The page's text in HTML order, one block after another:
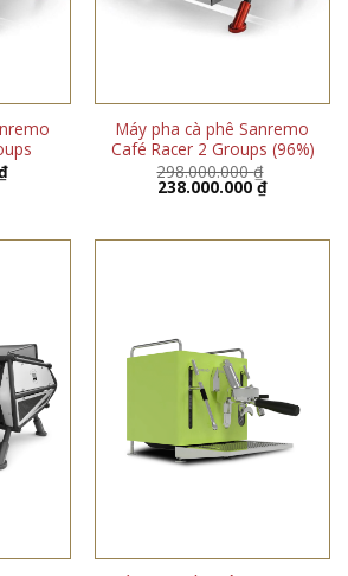
Máy pha cà phê Sanremo
Café Racer 2 Groups (96%)
298.000.000₫
Giá
gốc
238.000.000₫Giá